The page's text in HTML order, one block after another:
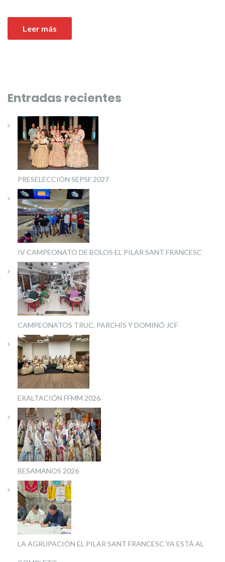
Leer más
Entradas recientes
PRESELECCIÓN SEPSF 2027
IV CAMPEONATO DE BOLOS EL PILAR SANT FRANCESC
CAMPEONATOS TRUC, PARCHÍS Y DOMINÓ JCF
EXALTACIÓN FFMM 2026
BESAMANOS 2026
LA AGRUPACIÓN EL PILAR SANT FRANCESC YA ESTÁ AL